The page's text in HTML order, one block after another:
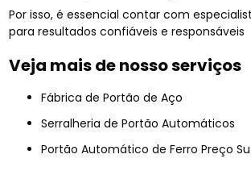
Por isso, é essencial contar com
para resultados confiáveis e responsáveis
Veja mais de nosso serviços
Fábrica de Portão de Aço
Serralheria de Portão Automáticos
Portão Automático de Ferro Preço